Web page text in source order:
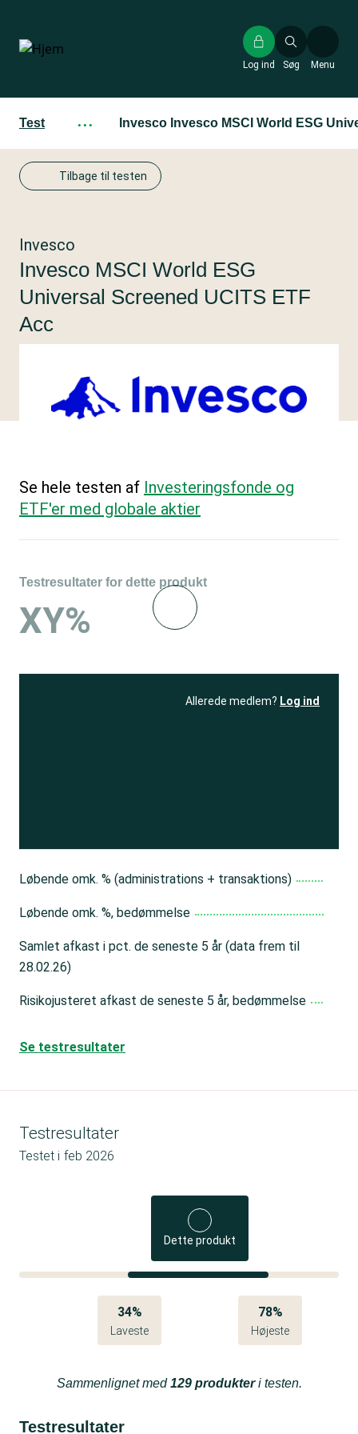
hovedindhold
Søg
Log ind Menu
Test ··· Invesco Invesco MSCI World ESG
Tilbage til testen
Invesco
Invesco MSCI World ESG
Universal Screened UCITS ETF
Acc
Se hele testen af Investeringsfonde og
ETF'er med globale aktier
Testresultater for dette produkt
XY%
Allerede medlem? Log ind
Løbende omk. % (administrations + transaktions)
Løbende omk. %, bedømmelse
Samlet afkast i pct. de seneste 5 år (data frem til
28.02.26)
Risikojusteret afkast de seneste 5 år, bedømmelse
Se testresultater
Testresultater
Testet i feb 2026
Dette produkt
34%
Laveste
78%
Højeste
Sammenlignet med129 produkteri testen.
Testresultater